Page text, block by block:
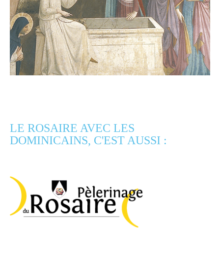
LE ROSAIRE AVEC LES
DOMINICAINS, C'EST AUSSI :